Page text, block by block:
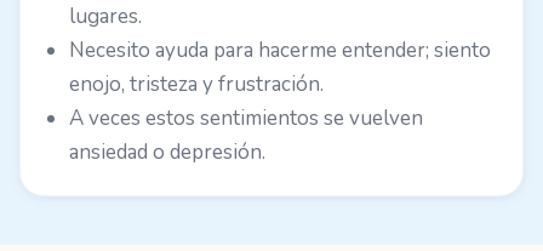
lugares.
Necesito ayuda para hacerme entender; siento
enojo, tristeza y frustración.
A veces estos sentimientos se vuelven
ansiedad o depresión.